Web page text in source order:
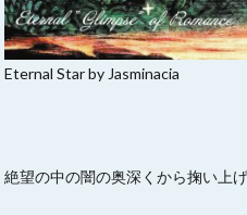
Eternal Star by Jasminacia
絶望の中の闇の奥深くから掬い上げ